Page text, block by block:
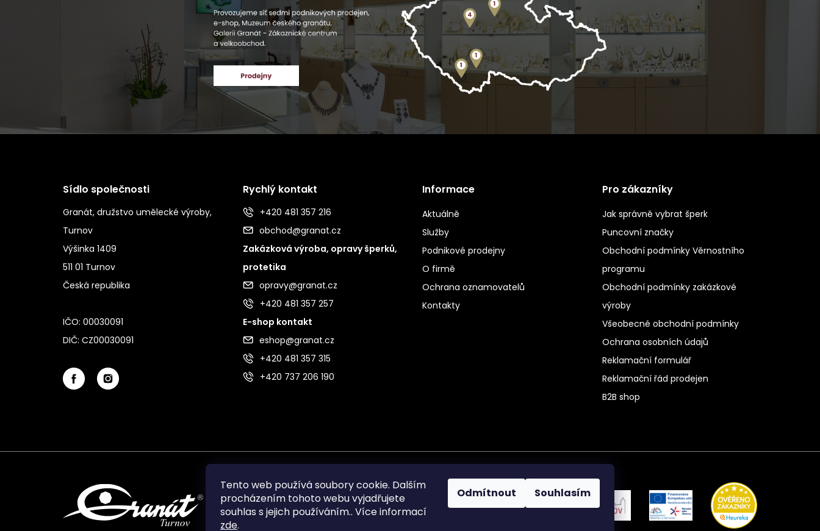
Tento web používá soubory cookie. Dalším
procházením tohoto webu vyjadřujete
souhlas s jejich používáním.. Více informací
zde.
Odmítnout Souhlasím
Sídlo společnosti
Granát, družstvo umělecké výroby,
Turnov
Výšinka 1409
511 01 Turnov
Česká republika
IČO: 00030091
DIČ: CZ00030091
Rychlý kontakt
+420 481 357 216
obchod@granat.cz
Zakázková výroba, opravy šperků,
protetika
opravy@granat.cz
+420 481 357 257
E-shop kontakt
eshop@granat.cz
+420 481 357 315
+420 737 206 190
Informace
Aktuálně
Služby
Podnikové prodejny
O firmě
Ochrana oznamovatelů
Kontakty
Pro zákazníky
Jak správně vybrat šperk
Puncovní značky
Obchodní podmínky Věrnostního
programu
Obchodní podmínky zakázkové
výroby
Všeobecné obchodní podmínky
Ochrana osobních údajů
Reklamační formulář
Reklamační řád prodejen
B2B shop